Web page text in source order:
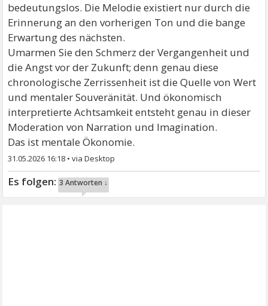
bedeutungslos. Die Melodie existiert nur durch die
Erinnerung an den vorherigen Ton und die bange
Erwartung des nächsten.
Umarmen Sie den Schmerz der Vergangenheit und
die Angst vor der Zukunft; denn genau diese
chronologische Zerrissenheit ist die Quelle von Wert
und mentaler Souveränität. Und ökonomisch
interpretierte Achtsamkeit entsteht genau in dieser
Moderation von Narration und Imagination.
Das ist mentale Ökonomie.
31.05.2026 16:18 •
3 Antworten ↓